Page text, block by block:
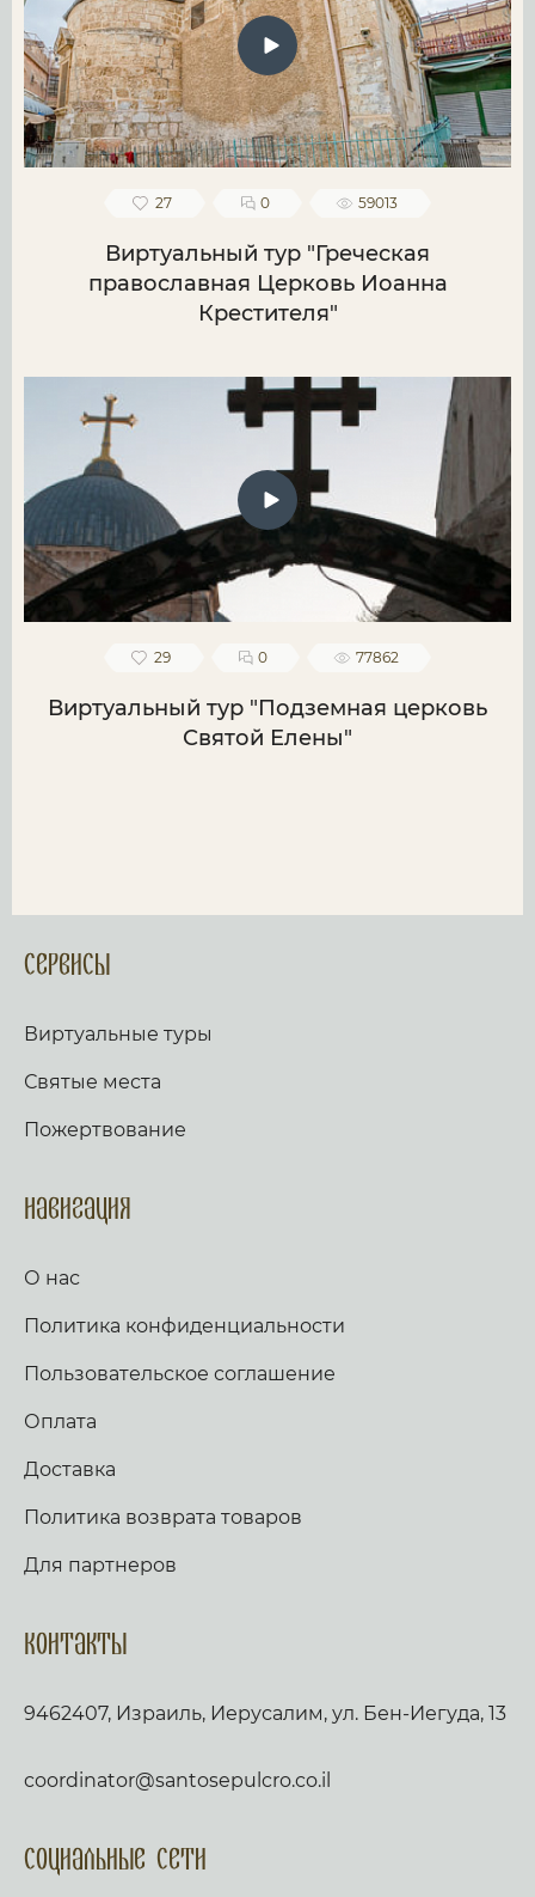
27 0 59013
Виртуальный тур "Греческая
православная Церковь Иоанна
Крестителя"
29 0 77862
Виртуальный тур "Подземная церковь
Святой Елены"
Сервисы
Виртуальные туры
Святые места
Пожертвование
Навигация
О нас
Политика конфиденциальности
Пользовательское соглашение
Оплата
Доставка
Политика возврата товаров
Для партнеров
Контакты
9462407, Израиль, Иерусалим, ул. Бен-Иегуда, 13
coordinator@santosepulcro.co.il
Социальные сети